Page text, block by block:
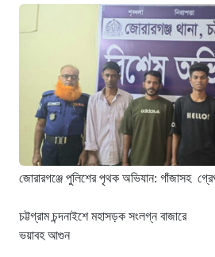
পরিকল্পনা
৯ ঘণ্টা আগে
“চাঁদপুরে
সার্জনকে
৯ ঘণ্টা আগে
“রাষ্ট্রপতি
মনোনয়নপত্র
১০ ঘণ্টা আগে
খুলবে হরমুজ
জোরারগঞ্জে পুলিশের পৃথক অভিযান: গাঁজাসহ
চট্টগ্রাম চন্দনাইশে মহাসড়ক সংলগ্ন বাজারে
ভয়াবহ আগুন